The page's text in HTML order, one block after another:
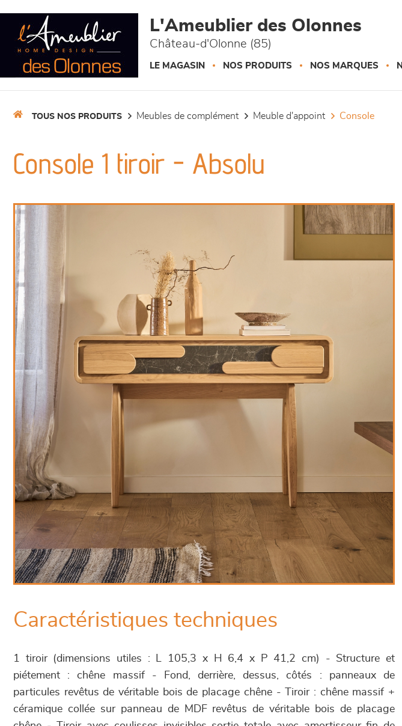
L'Ameublier des Olonnes
Château-d'Olonne (85)
LE MAGASIN NOS PRODUITS NOS MARQUES
TOUS NOS PRODUITS meubles de complément meuble d'appoint console
Console 1 tiroir - Absolu
Caractéristiques techniques
1 tiroir (dimensions utiles : L 105,3 x H 6,4 x P 41,2 cm) - Structure et
piétement : chêne massif - Fond, derrière, dessus, côtés : panneaux de
particules revêtus de véritable bois de placage chêne - Tiroir : chêne massif +
céramique collée sur panneau de MDF revêtus de véritable bois de placage